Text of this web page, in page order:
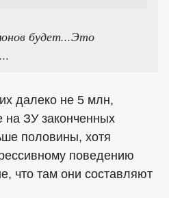
будет...Это
далеко не 5 млн,
на ЗУ законченных
половины, хотя
поведению
что там они составляют